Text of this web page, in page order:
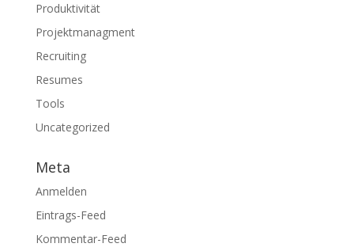
Produktivität
Projektmanagment
Recruiting
Resumes
Tools
Uncategorized
Meta
Anmelden
Eintrags-Feed
Kommentar-Feed